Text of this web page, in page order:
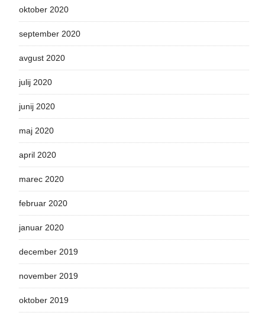
oktober 2020
september 2020
avgust 2020
julij 2020
junij 2020
maj 2020
april 2020
marec 2020
februar 2020
januar 2020
december 2019
november 2019
oktober 2019